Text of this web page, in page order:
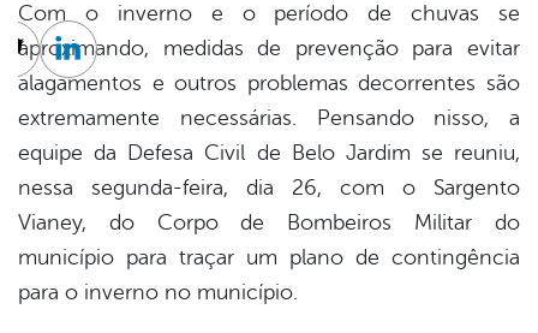
Com o inverno e o período de chuvas se
aproximando, medidas de prevenção para evitar
alagamentos e outros problemas decorrentes são
extremamente necessárias. Pensando nisso, a
equipe da Defesa Civil de Belo Jardim se reuniu,
nessa segunda-feira, dia 26, com o Sargento
Vianey, do Corpo de Bombeiros Militar do
município para traçar um plano de contingência
para o inverno no município.
Twitter
Linkedin